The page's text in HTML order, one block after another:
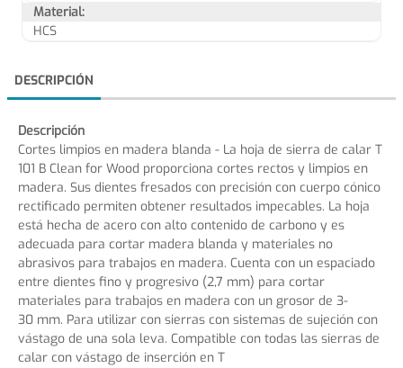
Material:
HCS
DESCRIPCIÓN
Descripción
Cortes limpios en madera blanda - La hoja de sierra de calar T
101 B Clean for Wood proporciona cortes rectos y limpios en
madera. Sus dientes fresados con precisión con cuerpo cónico
rectificado permiten obtener resultados impecables. La hoja
está hecha de acero con alto contenido de carbono y es
adecuada para cortar madera blanda y materiales no
abrasivos para trabajos en madera. Cuenta con un espaciado
entre dientes fino y progresivo (2,7 mm) para cortar
materiales para trabajos en madera con un grosor de 3-
30 mm. Para utilizar con sierras con sistemas de sujeción con
vástago de una sola leva. Compatible con todas las sierras de
calar con vástago de inserción en T